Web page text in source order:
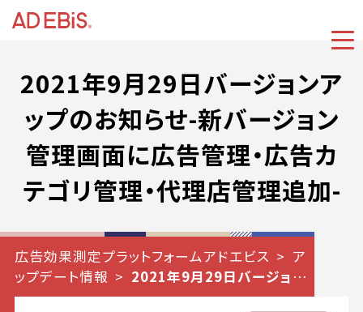
2021年9月29日バージョンア
ップのお知らせ-新バージョン
管理画面に広告管理・広告カ
テゴリ管理・代理店管理追加-
広告効果測定プラットフォームアドエビス
ア
ップデート情報
2021年9月29日バージョン
アップのお知らせ-新バージョン管理画面に広